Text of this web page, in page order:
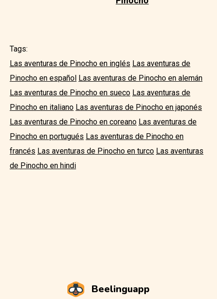
Tags:
Las aventuras de Pinocho en inglés Las aventuras de
Pinocho en español Las aventuras de Pinocho en alemán
Las aventuras de Pinocho en sueco Las aventuras de
Pinocho en italiano Las aventuras de Pinocho en japonés
Las aventuras de Pinocho en coreano Las aventuras de
Pinocho en portugués Las aventuras de Pinocho en
francés Las aventuras de Pinocho en turco Las aventuras
de Pinocho en hindi
Beelinguapp